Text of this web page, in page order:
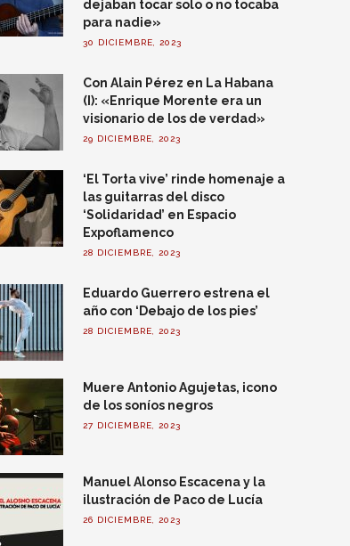
dejaban tocar solo o no tocaba
para nadie»
30 DICIEMBRE, 2023
Con Alain Pérez en La Habana
(I): «Enrique Morente era un
visionario de los de verdad»
29 DICIEMBRE, 2023
‘El Torta vive’ rinde homenaje a
las guitarras del disco
‘Solidaridad’ en Espacio
Expoflamenco
28 DICIEMBRE, 2023
Eduardo Guerrero estrena el
año con ‘Debajo de los pies’
28 DICIEMBRE, 2023
Muere Antonio Agujetas, icono
de los soníos negros
27 DICIEMBRE, 2023
Manuel Alonso Escacena y la
ilustración de Paco de Lucía
26 DICIEMBRE, 2023